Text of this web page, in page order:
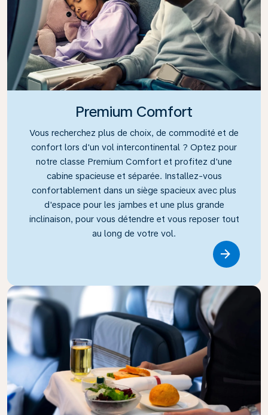
Premium Comfort
Vous recherchez plus de choix, de commodité et de
confort lors d'un vol intercontinental ? Optez pour
notre classe Premium Comfort et profitez d'une
cabine spacieuse et séparée. Installez-vous
confortablement dans un siège spacieux avec plus
d'espace pour les jambes et une plus grande
inclinaison, pour vous détendre et vous reposer tout
au long de votre vol.